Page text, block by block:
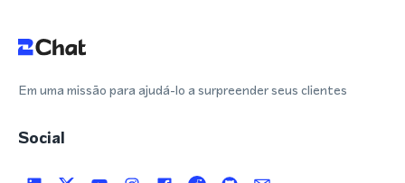
Em uma missão para ajudá-lo a surpreender seus clientes
Social